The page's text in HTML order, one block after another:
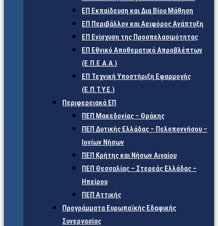
ΕΠ Εκπαίδευση και Δια Βίου Μάθηση
ΕΠ Περιβάλλον και Αειφόρος Ανάπτυξη
ΕΠ Ενίσχυση της Προσπελασιμότητας
ΕΠ Εθνικό Αποθεματικό Απροβλέπτων
(Ε.Π.Ε.Α.Α.)
ΕΠ Τεχνική Υποστήριξη Εφαρμογής
(Ε.Π.Τ.Υ.Ε.)
Περιφερειακά ΕΠ
ΠΕΠ Μακεδονίας – Θράκης
ΠΕΠ Δυτικής Ελλάδας – Πελοποννήσου –
Ιονίων Νήσων
ΠΕΠ Κρήτης και Νήσων Αιγαίου
ΠΕΠ Θεσσαλίας – Στερεάς Ελλάδας –
Ηπείρου
ΠΕΠ Αττικής
Προγράμματα Ευρωπαϊκής Εδαφικής
Συνεργασίας